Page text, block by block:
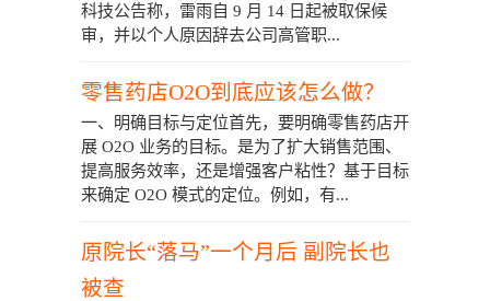
科技公告称，雷雨自 9 月 14 日起被取保候
审，并以个人原因辞去公司高管职...
零售药店O2O到底应该怎么做？
一、明确目标与定位首先，要明确零售药店开
展 O2O 业务的目标。是为了扩大销售范围、
提高服务效率，还是增强客户粘性？基于目标
来确定 O2O 模式的定位。例如，有...
原院长“落马”一个月后 副院长也
被查